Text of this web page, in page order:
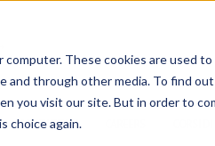
These cookies are used
through other media. To find
you visit our site. But in order to
choice again.
CONTATTACI